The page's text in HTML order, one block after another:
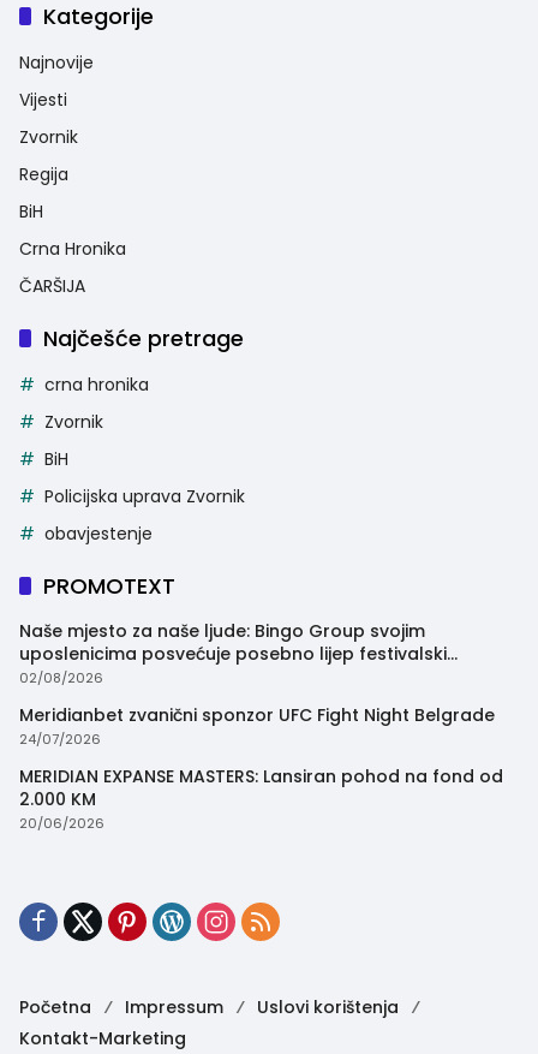
Kategorije
Najnovije
Vijesti
Zvornik
Regija
BiH
Crna Hronika
ČARŠIJA
Najčešće pretrage
crna hronika
Zvornik
BiH
Policijska uprava Zvornik
obavjestenje
PROMOTEXT
Naše mjesto za naše ljude: Bingo Group svojim
uposlenicima posvećuje posebno lijep festivalski
trenutak
02/08/2026
Meridianbet zvanični sponzor UFC Fight Night Belgrade
24/07/2026
MERIDIAN EXPANSE MASTERS: Lansiran pohod na fond od
2.000 KM
20/06/2026
Početna Impressum
Uslovi korištenja
Kontakt-Marketing